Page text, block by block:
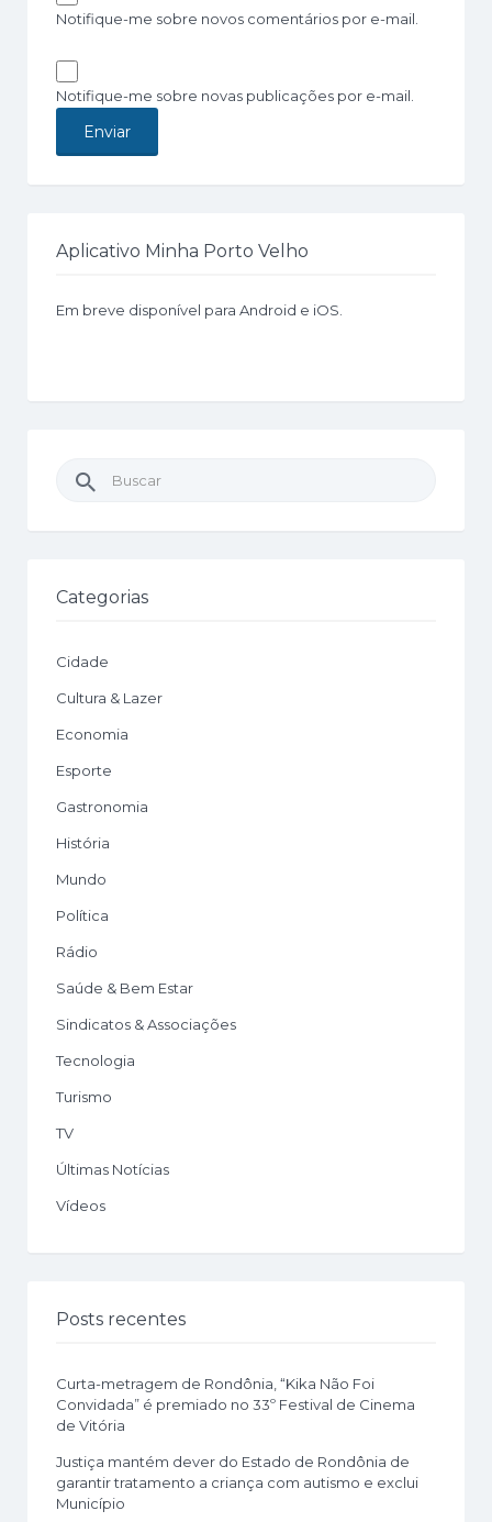
Notifique-me sobre novos comentários por e-mail.
Notifique-me sobre novas publicações por e-mail.
Aplicativo Minha Porto Velho
Em breve disponível para Android e iOS.
Buscar
Categorias
Cidade
Cultura & Lazer
Economia
Esporte
Gastronomia
História
Mundo
Política
Rádio
Saúde & Bem Estar
Sindicatos & Associações
Tecnologia
Turismo
TV
Últimas Notícias
Vídeos
Posts recentes
Curta-metragem de Rondônia, “Kika Não Foi
Convidada” é premiado no 33º Festival de Cinema
de Vitória
Justiça mantém dever do Estado de Rondônia de
garantir tratamento a criança com autismo e exclui
Município